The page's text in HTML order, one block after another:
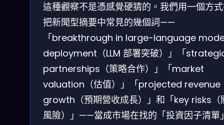
這種觀察不是憑感覺硬猜的。我們用一個方
把新聞型摘要中常見的幾個詞——
「breakthrough in large-language
deployment（LLM 部署突破）」「
partnerships（策略合作）」「market
valuation（估值）」「projected revenue
growth（預期營收成長）」和「key risks（
風險）」——當成市場在找的「投資因子清單